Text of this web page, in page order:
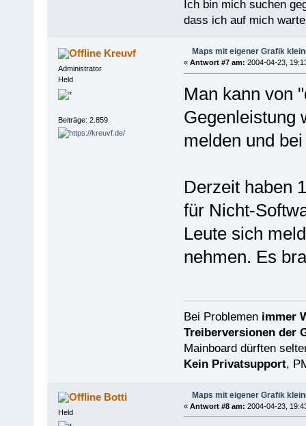
Ich bin mich suchen
dass ich auf mich
Kreuvf
Administrator
Held
Beiträge: 2.859
Maps mit eigener Grafik
« Antwort #7 am: 2004-04-23,
Man kann von
Gegenleistung
melden und
Derzeit haben
für Nicht-
Leute sich
nehmen. Es
Bei Problemen immer
Treiberversionen der
Mainboard dürften
Kein Privatsupport,
Botti
Held
Maps mit eigener Grafik
« Antwort #8 am: 2004-04-23,